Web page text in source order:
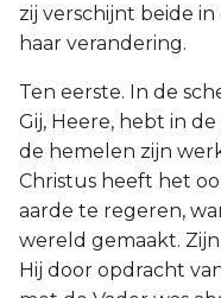
zij verschijnt beide
haar verandering.
Ten eerste. In de
Gij, Heere, hebt in
de hemelen zijn
Christus heeft het
aarde te regeren,
wereld gemaakt.
Hij door opdracht